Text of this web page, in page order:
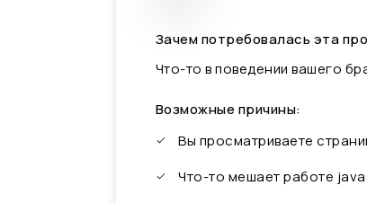
Зачем потребовалась эта
Что-то в поведении вашего
Возможные причины:
Вы просматриваете
Что-то мешает работе